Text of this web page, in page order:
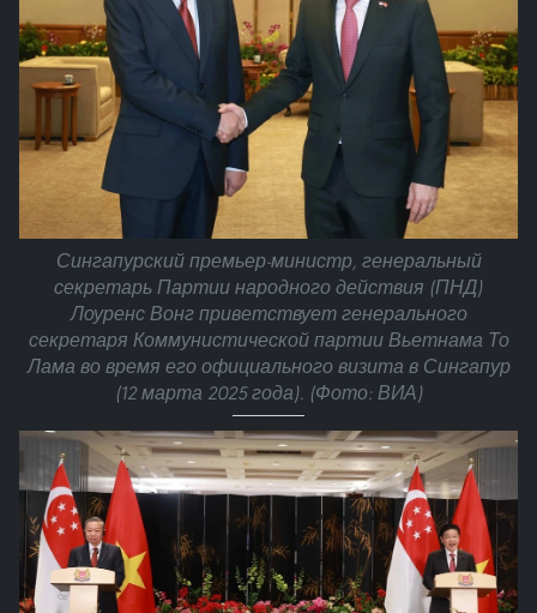
Сингапурский премьер-министр, генеральный
секретарь Партии народного действия (ПНД)
Лоуренс Вонг приветствует генерального
секретаря Коммунистической партии Вьетнама То
Лама во время его официального визита в Сингапур
(12 марта 2025 года). (Фото: ВИА)